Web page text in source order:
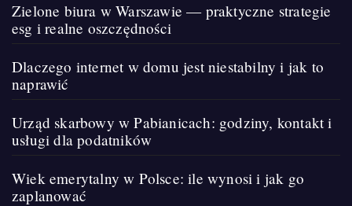
Zielone biura w Warszawie — praktyczne strategie
esg i realne oszczędności
Dlaczego internet w domu jest niestabilny i jak to
naprawić
Urząd skarbowy w Pabianicach: godziny, kontakt i
usługi dla podatników
Wiek emerytalny w Polsce: ile wynosi i jak go
zaplanować